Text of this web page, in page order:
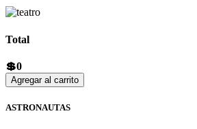
Total
💲0
Agregar al carrito
ASTRONAUTAS